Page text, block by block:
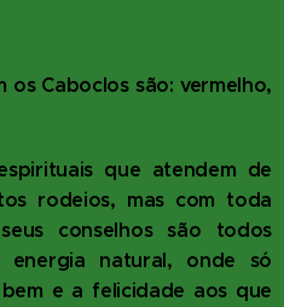
Caboclos são: vermelho,
que atendem de
rodeios, mas com toda
conselhos são todos
energia natural, onde só
e a felicidade aos que